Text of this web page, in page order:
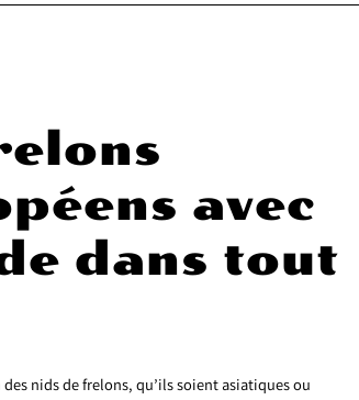
avec
dans tout
des nids de frelons, qu’ils soient asiatiques ou